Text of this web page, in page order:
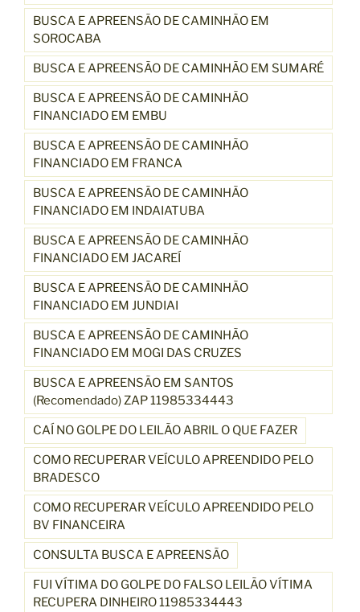
BUSCA E APREENSÃO DE CAMINHÃO EM
SOROCABA
BUSCA E APREENSÃO DE CAMINHÃO EM SUMARÉ
BUSCA E APREENSÃO DE CAMINHÃO
FINANCIADO EM EMBU
BUSCA E APREENSÃO DE CAMINHÃO
FINANCIADO EM FRANCA
BUSCA E APREENSÃO DE CAMINHÃO
FINANCIADO EM INDAIATUBA
BUSCA E APREENSÃO DE CAMINHÃO
FINANCIADO EM JACAREÍ
BUSCA E APREENSÃO DE CAMINHÃO
FINANCIADO EM JUNDIAI
BUSCA E APREENSÃO DE CAMINHÃO
FINANCIADO EM MOGI DAS CRUZES
BUSCA E APREENSÃO EM SANTOS
(Recomendado) ZAP 11985334443
CAÍ NO GOLPE DO LEILÃO ABRIL O QUE FAZER
COMO RECUPERAR VEÍCULO APREENDIDO PELO
BRADESCO
COMO RECUPERAR VEÍCULO APREENDIDO PELO
BV FINANCEIRA
CONSULTA BUSCA E APREENSÃO
FUI VÍTIMA DO GOLPE DO FALSO LEILÃO VÍTIMA
RECUPERA DINHEIRO 11985334443